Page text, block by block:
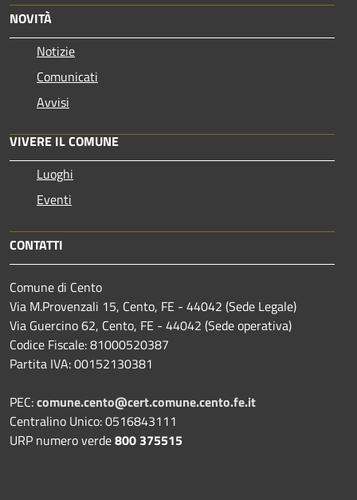
NOVITÀ
Notizie
Comunicati
Avvisi
VIVERE IL COMUNE
Luoghi
Eventi
CONTATTI
Comune di Cento
Via M.Provenzali 15, Cento, FE - 44042 (Sede Legale)
Via Guercino 62, Cento, FE - 44042 (Sede operativa)
Codice Fiscale: 81000520387
Partita IVA: 00152130381
PEC:comune.cento@cert.comune.cento.fe.it
Centralino Unico: 0516843111
URP numero verde800 375515